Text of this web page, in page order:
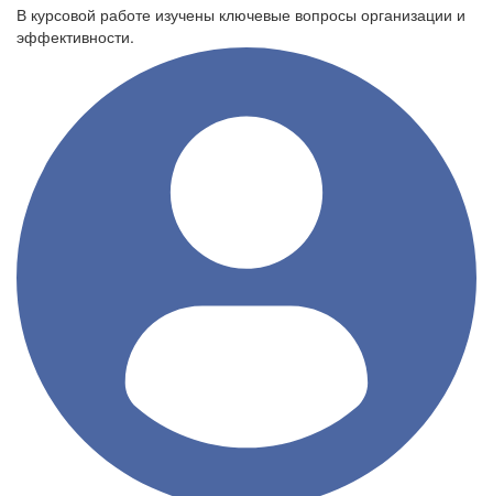
В курсовой работе изучены ключевые вопросы организации и
эффективности.